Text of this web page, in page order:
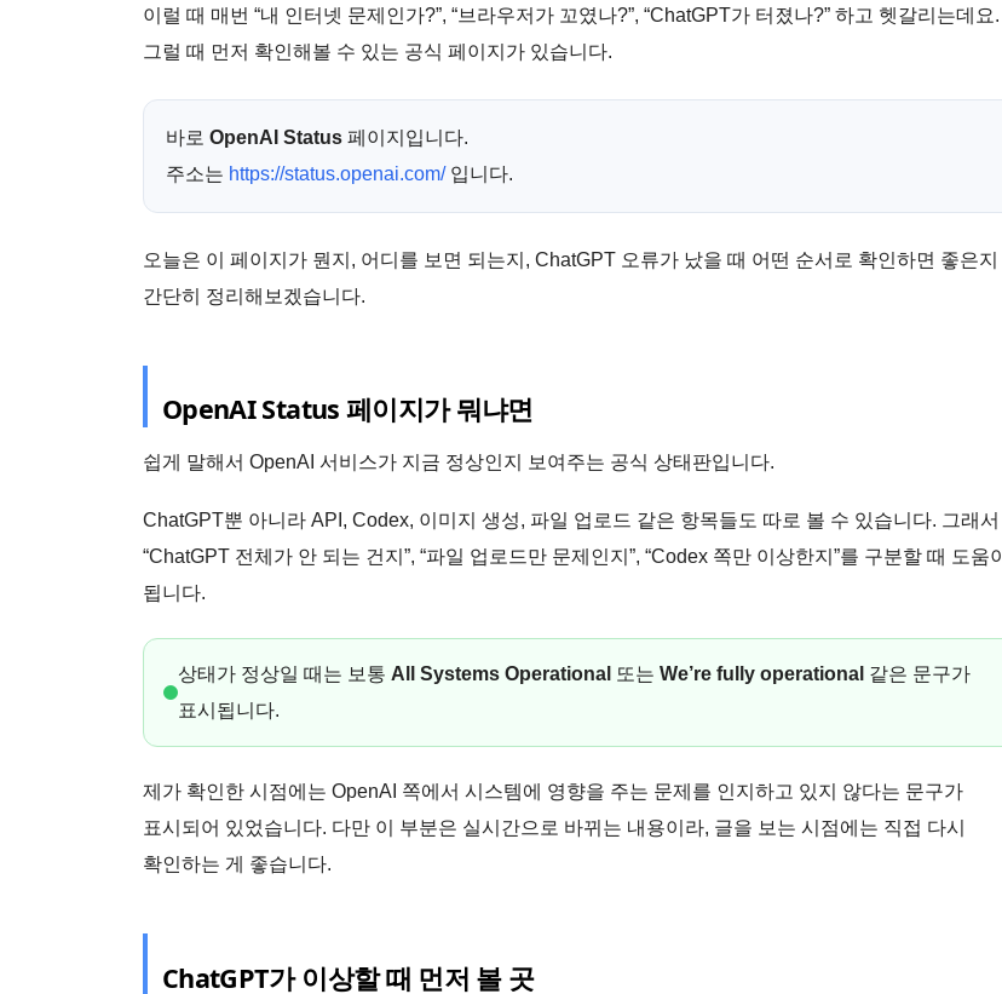
이럴 때 매번 “내 인터넷 문제인가?”, “브라우저가 꼬였나?”, “ChatGPT가 터졌나?” 하고 헷갈리는데요.
그럴 때 먼저 확인해볼 수 있는 공식 페이지가 있습니다.
바로 OpenAI Status 페이지입니다.
주소는 https://status.openai.com/입니다.
오늘은 이 페이지가 뭔지, 어디를 보면 되는지, ChatGPT 오류가 났을 때 어떤 순서로 확인하면 좋은지
간단히 정리해보겠습니다.
OpenAI Status 페이지가 뭐냐면
쉽게 말해서 OpenAI 서비스가 지금 정상인지 보여주는 공식 상태판입니다.
ChatGPT뿐 아니라 API, Codex, 이미지 생성, 파일 업로드 같은 항목들도 따로 볼 수 있습니다. 그래서
“ChatGPT 전체가 안 되는 건지”, “파일 업로드만 문제인지”, “Codex 쪽만 이상한지”를 구분할 때 도움이
됩니다.
상태가 정상일 때는 보통 All Systems Operational 또는 We’re fully operational 같은 문구가
표시됩니다.
제가 확인한 시점에는 OpenAI 쪽에서 시스템에 영향을 주는 문제를 인지하고 있지 않다는 문구가
표시되어 있었습니다. 다만 이 부분은 실시간으로 바뀌는 내용이라, 글을 보는 시점에는 직접 다시
확인하는 게 좋습니다.
ChatGPT가 이상할 때 먼저 볼 곳